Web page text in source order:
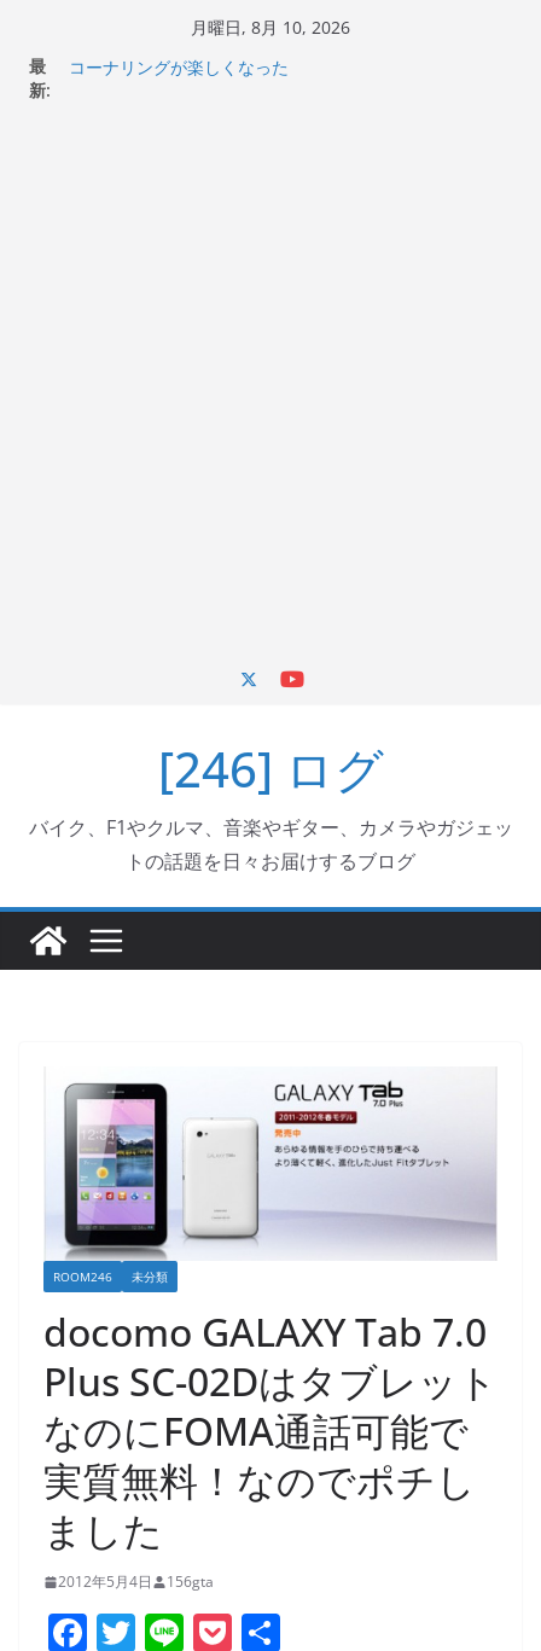
月曜日, 8月 10, 2026
最
新:
Italjet Dragster 200のフロントISSサスの動きが判ったら
コーナリングが楽しくなった
[246] ログ
バイク、F1やクルマ、音楽やギター、カメラやガジェッ
トの話題を日々お届けするブログ
ROOM246 未分類
docomo GALAXY Tab 7.0
Plus SC-02Dはタブレット
なのにFOMA通話可能で
実質無料！なのでポチし
ました
2012年5月4日 156gta
F T Li P